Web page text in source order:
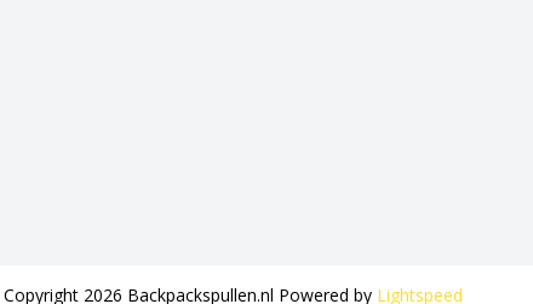
2026 Backpackspullen.nl Powered by Lightspeed